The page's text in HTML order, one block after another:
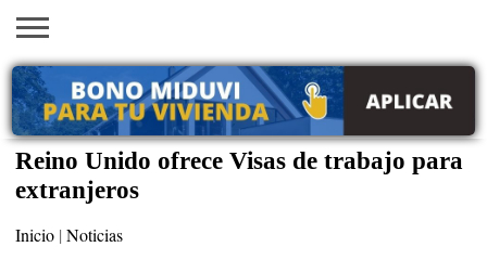
INICIO
AYUDAS
ECONÓMICAS
VACANTES
EN EEUU
SACA
TU
VISA
EMPLEOS
TRÁMITES
PRÉSTAMOS
CURSOS
HOGAR
BELLEZA
Reino Unido ofrece Visas de trabajo para
extranjeros
Inicio | Noticias